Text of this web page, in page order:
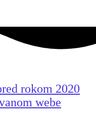
rokom 2020
webe